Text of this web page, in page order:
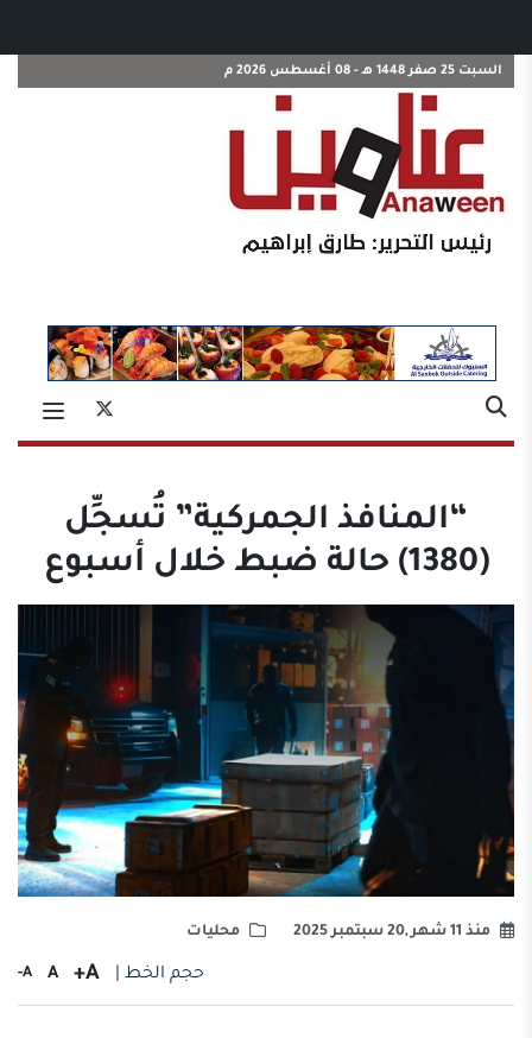
السبت 25 صفر 1448 هـ - 08 أغسطس 2026 م
“المنافذ الجمركية” تُسجِّل
(1380) حالة ضبط خلال أسبوع
منذ 11 شهر ,20 سبتمبر 2025 محليات
حجم الخط | A+
A
A-